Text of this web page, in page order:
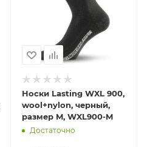
Носки Lasting WXL 900,
wool+nylon, черный,
размер M, WXL900-M
Достаточно